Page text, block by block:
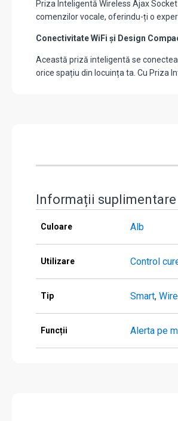
Priza Inteligentă Wireless Ajax
comenzilor vocale, oferindu-ți o
Conectivitate WiFi și Design
Această priză inteligentă se
orice spațiu din locuința ta. Cu Priza
Informații suplimentare
Culoare Alb
Utilizare Control
Tip Smart,
Funcții Alerta pe